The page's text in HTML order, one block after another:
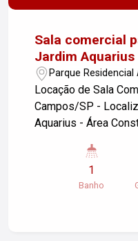
Sala comercial
Jardim
Parque
Campos/SP
Locação de Sala
Campos/SP - Localização: Parque Residencial
Aquarius - Área
que oferece uma
localização
Se você está
1
Banho